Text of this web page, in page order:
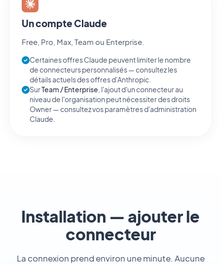
Un compte Claude
Free, Pro, Max, Team ou Enterprise.
Certaines offres Claude peuvent limiter le nombre
de connecteurs personnalisés — consultez les
détails actuels des offres d'Anthropic.
SurTeam / Enterprise , l'ajout d'un connecteur au
niveau de l'organisation peut nécessiter des droits
Owner — consultez vos paramètres d'administration
Claude.
Installation — ajouter le
connecteur
La connexion prend environ une minute. Aucune